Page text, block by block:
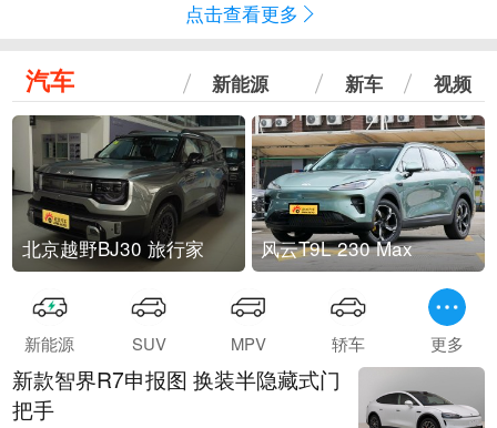
点击查看更多
汽车 新能源 新车 视频
北京越野BJ30 旅行家 风云T9L 230 Max
新能源 SUV MPV 轿车 更多
新款智界R7申报图 换装半隐藏式门
把手